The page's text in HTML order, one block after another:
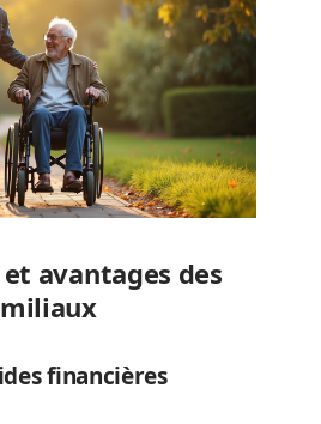
avantages des
financières